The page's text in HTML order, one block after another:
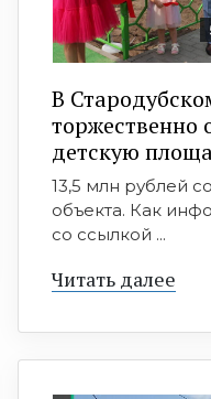
В
торжественно
детскую
13,5 млн рублей
объекта. Как
со ссылкой ...
Читать далее